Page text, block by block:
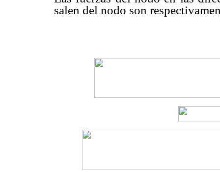
salen del nodo son